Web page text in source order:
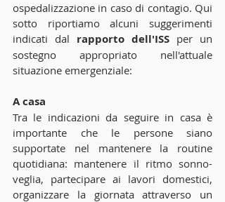
ospedalizzazione in caso di contagio. Qui
sotto riportiamo alcuni suggerimenti
indicati dal rapporto dell'ISS per un
sostegno appropriato nell'attuale
situazione emergenziale:
A casa
Tra le indicazioni da seguire in casa è
importante che le persone siano
supportate nel mantenere la routine
quotidiana: mantenere il ritmo sonno-
veglia, partecipare ai lavori domestici,
organizzare la giornata attraverso un